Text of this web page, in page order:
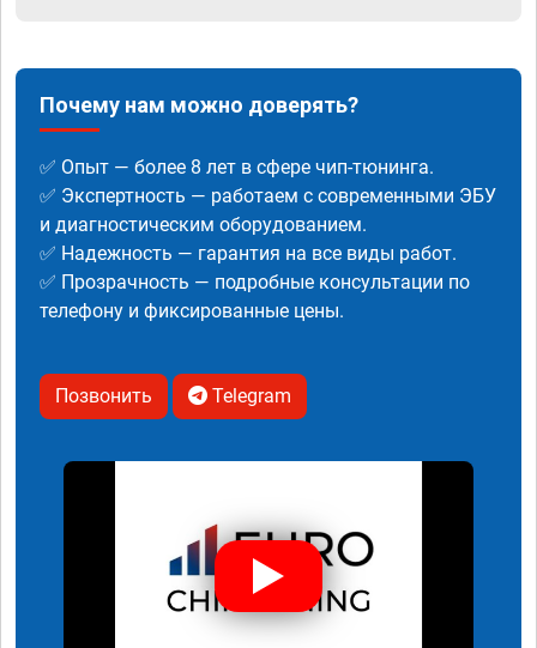
Почему нам можно доверять?
✅ Опыт — более 8 лет в сфере чип-тюнинга.
✅ Экспертность — работаем с современными ЭБУ
и диагностическим оборудованием.
✅ Надежность — гарантия на все виды работ.
✅ Прозрачность — подробные консультации по
телефону и фиксированные цены.
Позвонить Telegram